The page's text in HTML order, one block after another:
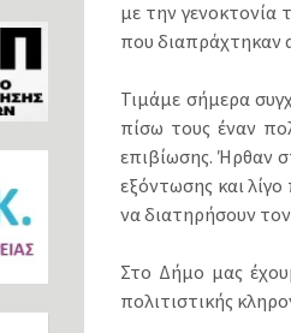
με την
που διαπράχτηκαν
Τιμάμε σήμερα
πίσω τους έναν
επιβίωσης. Ήρθαν
εξόντωσης και
να διατηρήσουν
Στο Δήμο μας
πολιτιστικής